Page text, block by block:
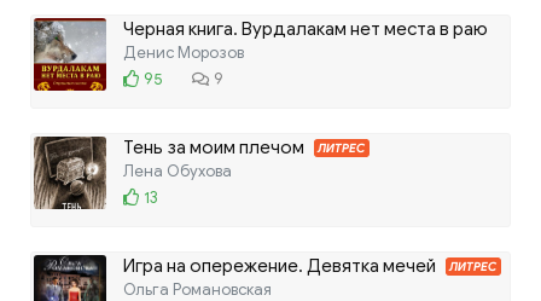
Черная книга. Вурдалакам нет места в раю
Денис Морозов
95
9
Тень за моим плечом ЛИТРЕС
Лена Обухова
13
Игра на опережение. Девятка мечей ЛИТРЕС
Ольга Романовская